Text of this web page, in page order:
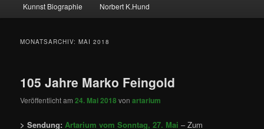
Kunnst Biographie Norbert K.Hund
MONATSARCHIV:MAI 2018
105 Jahre Marko Feingold
Veröffentlicht am24. Mai 2018vonartarium
> Sendung: Artarium vom Sonntag, 27. Mai – Zum